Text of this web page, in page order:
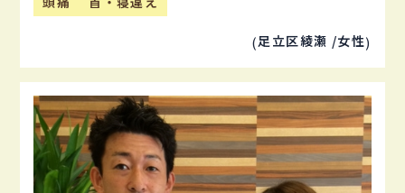
(足立区綾瀬 /女性)